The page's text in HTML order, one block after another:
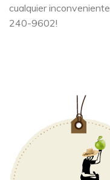
cualquier
240-9602!​